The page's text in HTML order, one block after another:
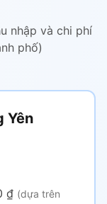
nhập và chi phí
phố)
Yên
₫ (dựa trên